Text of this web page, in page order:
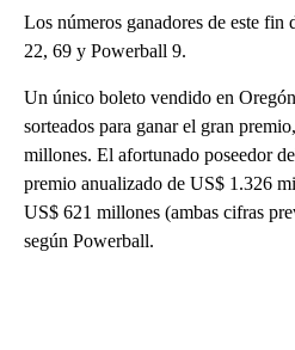
Los números ganadores de este fin
22, 69 y Powerball 9.
Un único boleto vendido en
sorteados para ganar el gran
millones. El afortunado poseedor
premio anualizado de US$ 1.326
US$ 621 millones (ambas cifras
según Powerball.